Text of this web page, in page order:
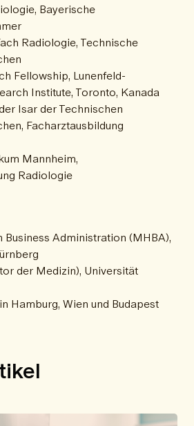
Bayerische
Radiologie, Technische
Fellowship, Lunenfeld-
Institute, Toronto, Kanada
Isar der Technischen
Facharztausbildung
Mannheim,
Radiologie
Administration (MHBA),
der Medizin), Universität
Hamburg, Wien und Budapest